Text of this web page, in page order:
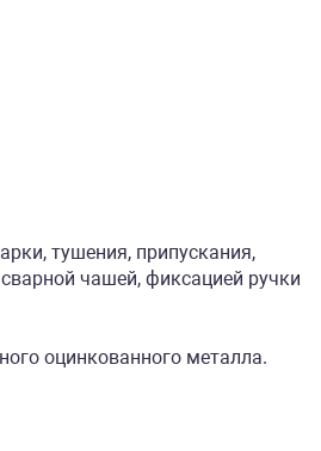
тушения, припускания,
чашей, фиксацией ручки
оцинкованного металла.